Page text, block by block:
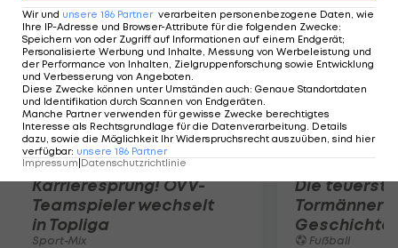
Karrieresprung! ÖVV-
Teamspieler wechselt
in Topliga
Sport-Mix
Die
Tormänner
Geschichte
Fußball
Wir und unsere 186 Partner verarbeiten personenbezogene Daten, wie
Ihre IP-Adresse und Browser-Attribute für die folgenden Zwecke:
Speichern von oder Zugriff auf Informationen auf einem Endgerät;
Personalisierte Werbung und Inhalte, Messung von Werbeleistung und
der Performance von Inhalten, Zielgruppenforschung sowie Entwicklung
und Verbesserung von Angeboten.
Diese Zwecke können unter Umständen auch: Genaue Standortdaten
und Identifikation durch Scannen von Endgeräten.
Manche Partner verwenden für gewisse Zwecke berechtigtes
Interesse als Rechtsgrundlage für die Datenverarbeitung. Details
dazu, sowie die Möglichkeit Ihr Widerspruchsrecht auszuüben, sind hier
verfügbar: unsere 186 Partner
Impressum Datenschutzrichtlinie